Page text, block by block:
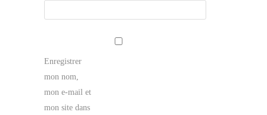
Enregistrer
mon nom,
mon e-mail et
mon site dans